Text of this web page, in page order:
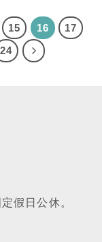
15 16
17
24
假日公休。